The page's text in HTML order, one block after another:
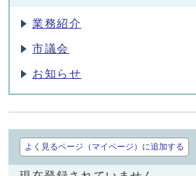
業務紹介
市議会
お知らせ
よく見るページ（マイページ）に追加する